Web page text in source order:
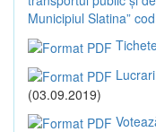
Municipiul Slatina”
(03.09.2019)